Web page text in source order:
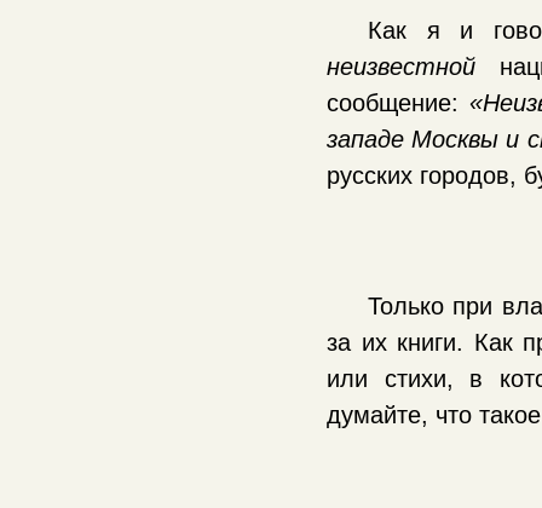
Как я и
неизвестной
сообщение:
западе Москвы и
русских городов,
Только при
за их книги. Как
или стихи, в
думайте, что